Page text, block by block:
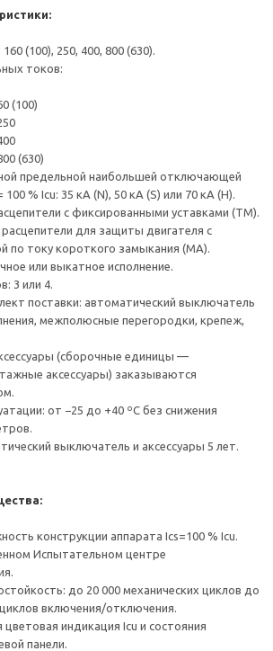
(100), 250, 400, 800 (630).
токов:
(100)
(630)
предельной наибольшей отключающей
% Icu: 35 кА (N), 50 кА (S) или 70 кА (H).
с фиксированными уставками (TM).
для защиты двигателя с
по току короткого замыкания (МА).
или выкатное исполнение.
3 или 4.
поставки: автоматический выключатель
межполюсные перегородки, крепеж,
(сборочные единицы —
аксессуары) заказываются
от −25 до +40 ºС без снижения
выключатель и аксессуары 5 лет.
конструкции аппарата Ics=100 % Icu.
Испытательном центре
до 20 000 механических циклов до
включения/отключения.
индикация Icu и состояния
панели.